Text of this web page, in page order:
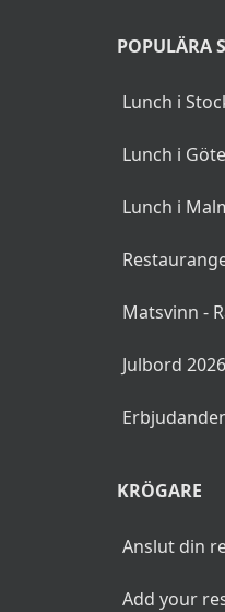
POPULÄRA
Lunch i
Lunch i
Lunch i
Matsvinn -
Julbord 2026
KRÖGARE
Anslut din
Add your